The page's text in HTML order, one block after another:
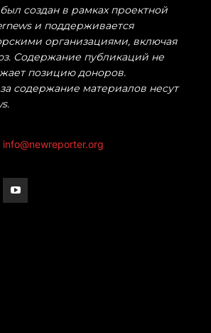
создан в рамках проектной
и поддерживается
организациями, включая
Содержание публикаций не
позицию доноров.
содержание материалов несут
info@newreporter.org